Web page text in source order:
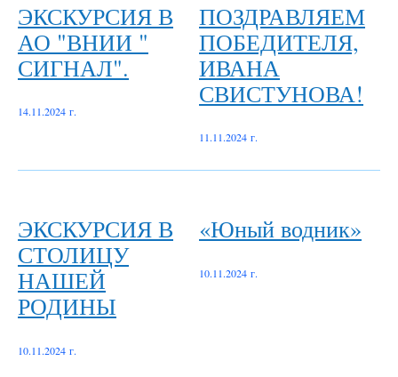
ЭКСКУРСИЯ В
АО "ВНИИ "
СИГНАЛ".
14.11.2024 г.
ПОЗДРАВЛЯЕМ
ПОБЕДИТЕЛЯ,
ИВАНА
СВИСТУНОВА!
11.11.2024 г.
ЭКСКУРСИЯ В
СТОЛИЦУ
НАШЕЙ
РОДИНЫ
10.11.2024 г.
«Юный водник»
10.11.2024 г.